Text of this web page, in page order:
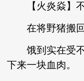
【火炎焱】不
在将野猪搬回
饿到实在受不
下来一块血肉。